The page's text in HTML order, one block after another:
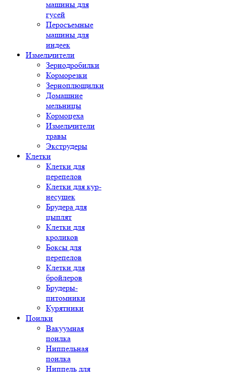
машины для
гусей
Перосъемные
машины для
индеек
Измельчители
Зернодробилки
Корморезки
Зерноплющилки
Домашние
мельницы
Кормоцеха
Измельчители
травы
Экструдеры
Клетки
Клетки для
перепелов
Клетки для кур-
несушек
Брудера для
цыплят
Клетки для
кроликов
Боксы для
перепелов
Клетки для
бройлеров
Брудеры-
питомники
Курятники
Поилки
Вакуумная
поилка
Ниппельная
поилка
Ниппель для